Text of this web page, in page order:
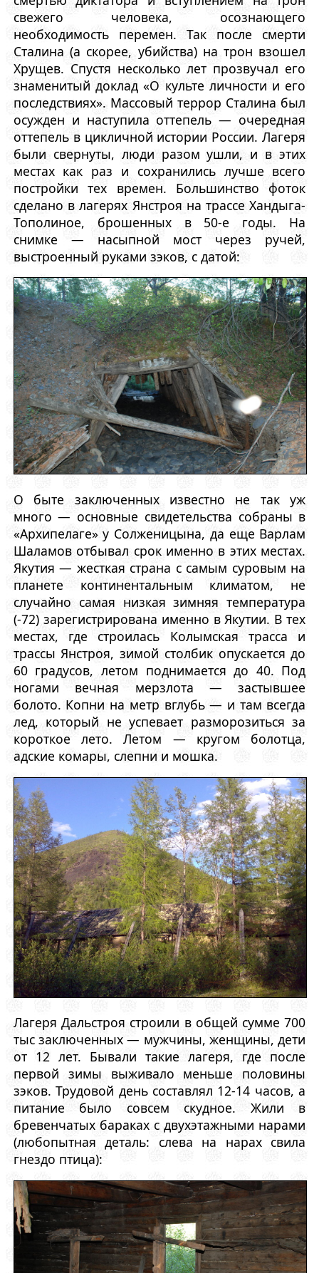
свежего человека, осознающего
необходимость перемен. Так после смерти
Сталина (а скорее, убийства) на трон взошел
Хрущев. Спустя несколько лет прозвучал его
знаменитый доклад «О культе личности и его
последствиях». Массовый террор Сталина был
осужден и наступила оттепель — очередная
оттепель в цикличной истории России. Лагеря
были свернуты, люди разом ушли, и в этих
местах как раз и сохранились лучше всего
постройки тех времен. Большинство фоток
сделано в лагерях Янстроя на трассе Хандыга-
Тополиное, брошенных в 50-е годы. На
снимке — насыпной мост через ручей,
выстроенный руками зэков, с датой:
О быте заключенных известно не так уж
много — основные свидетельства собраны в
«Архипелаге» у Солженицына, да еще Варлам
Шаламов отбывал срок именно в этих местах.
Якутия — жесткая страна с самым суровым на
планете континентальным климатом, не
случайно самая низкая зимняя температура
(-72) зарегистрирована именно в Якутии. В тех
местах, где строилась Колымская трасса и
трассы Янстроя, зимой столбик опускается до
60 градусов, летом поднимается до 40. Под
ногами вечная мерзлота — застывшее
болото. Копни на метр вглубь — и там всегда
лед, который не успевает разморозиться за
короткое лето. Летом — кругом болотца,
адские комары, слепни и мошка.
Лагеря Дальстроя строили в общей сумме 700
тыс заключенных — мужчины, женщины, дети
от 12 лет. Бывали такие лагеря, где после
первой зимы выживало меньше половины
зэков. Трудовой день составлял 12-14 часов, а
питание было совсем скудное. Жили в
бревенчатых бараках с двухэтажными нарами
(любопытная деталь: слева на нарах свила
гнездо птица):